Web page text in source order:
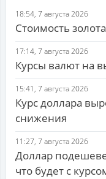
18:54, 7 августа 2026
Стоимость
17:14, 7 августа 2026
Курсы валют на
15:41, 7 августа 2026
Курс доллара
снижения
11:27, 7 августа 2026
Доллар
что будет с